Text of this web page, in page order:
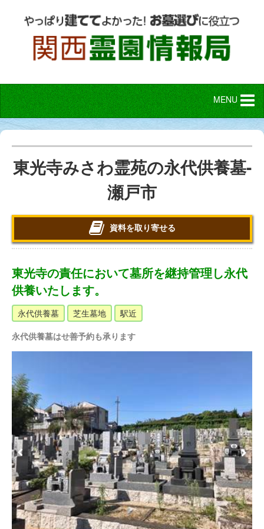
MENU
東光寺みさわ霊苑の永代供養墓-
瀬戸市
資料を取り寄せる
東光寺の責任において墓所を継持管理し永代
供養いたします。
永代供養墓 芝生墓地
駅近
永代供養墓はせ善予約も承ります
Previous Next